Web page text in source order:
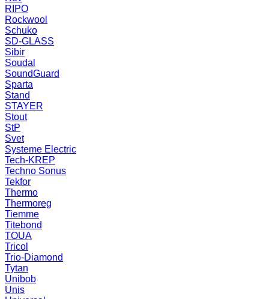
RIPO
Rockwool
Schuko
SD-GLASS
Sibir
Soudal
SoundGuard
Sparta
Stand
STAYER
Stout
StP
Svet
Systeme Electric
Tech-KREP
Techno Sonus
Tekfor
Thermo
Thermoreg
Tiemme
Titebond
TOUA
Tricol
Trio-Diamond
Tytan
Unibob
Unis